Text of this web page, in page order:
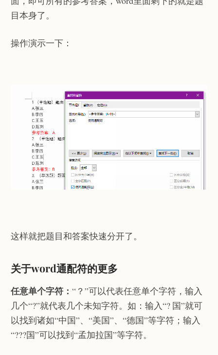
目本身了。
操作演示一下：
这样就把题目和答案快速分开了。
关于word通配符的更多
任意单个字符：“？”可以代表任意单个字符，输入
几个“?”就代表几个未知字符。如：输入“? 国”就可
以找到诸如“中国”、“美国”、“德国”等字符；输入
“???国”可以找到“孟加拉国”等字符。